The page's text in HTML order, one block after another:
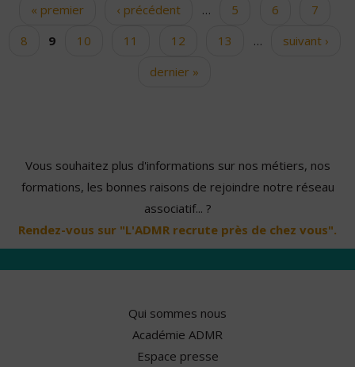
Pages« premier ‹ précédent … 5 6
7
8
9 10 11 12 13 …
suivant ›
dernier »
Vous souhaitez plus d'informations sur nos métiers, nos
formations, les bonnes raisons de rejoindre notre réseau
associatif... ?
Rendez-vous sur "L'ADMR recrute près de chez vous".
Qui sommes nous
Académie ADMR
Espace presse